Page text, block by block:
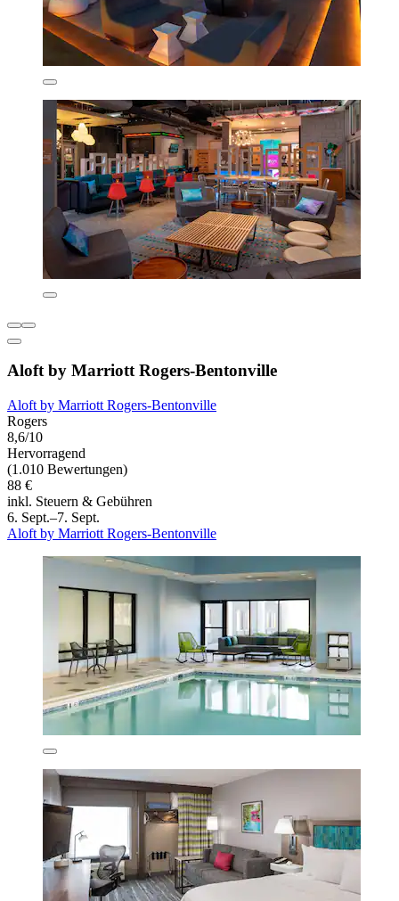
Aloft by Marriott Rogers-Bentonville
Aloft by Marriott Rogers-Bentonville
Rogers
8,6/10
Hervorragend
(1.010 Bewertungen)
88 €
inkl. Steuern & Gebühren
6. Sept.–7. Sept.
Aloft by Marriott Rogers-Bentonville